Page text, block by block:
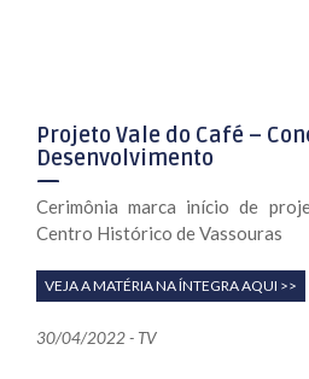
Projeto Vale do Café –
Desenvolvimento
Cerimônia marca início de
Centro Histórico de Vassouras
VEJA A MATÉRIA NA ÍNTEGRA AQUI >>
30/04/2022 - TV